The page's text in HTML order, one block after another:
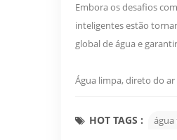
Embora os desafios
inteligentes estão
global de água e
Água limpa, direto do
HOT TAGS : água